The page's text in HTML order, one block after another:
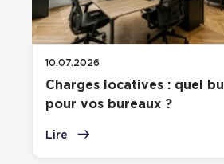
10.07.2026
Charges locatives : quel
pour vos bureaux ?
Lire